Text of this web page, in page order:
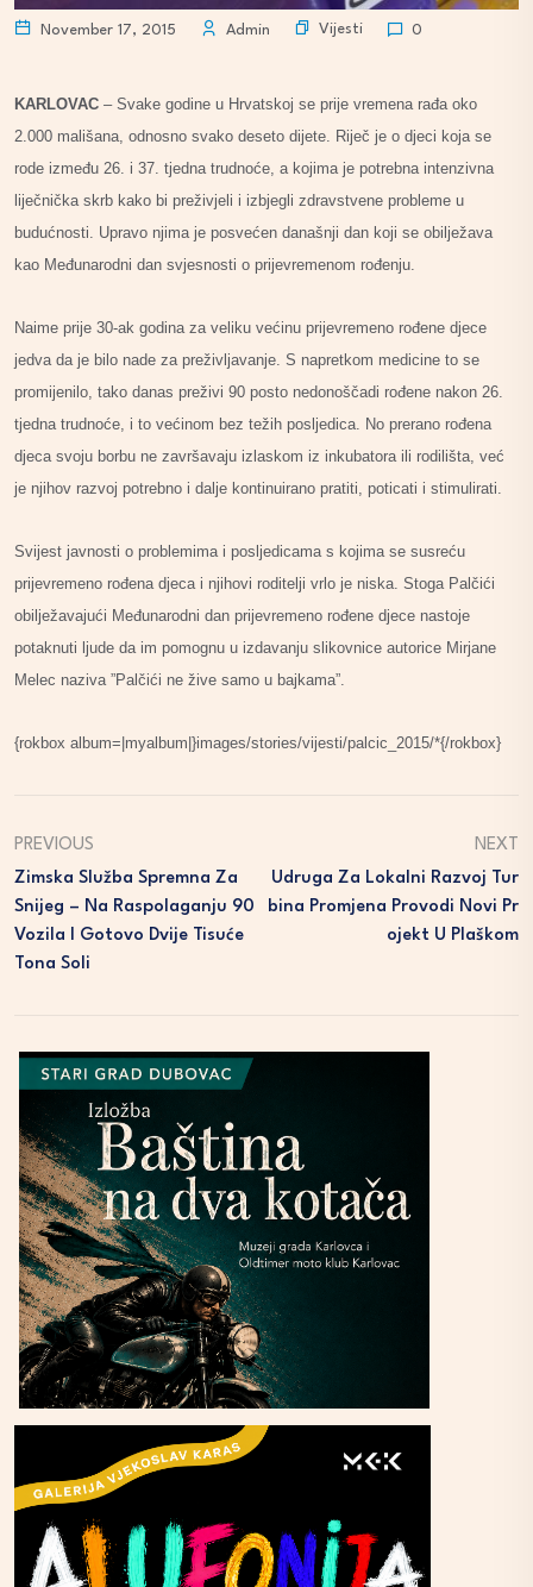
November 17, 2015 Admin Vijesti 0
KARLOVAC – Svake godine u Hrvatskoj se prije vremena rađa oko
2.000 mališana, odnosno svako deseto dijete. Riječ je o djeci koja se
rode između 26. i 37. tjedna trudnoće, a kojima je potrebna intenzivna
liječnička skrb kako bi preživjeli i izbjegli zdravstvene probleme u
budućnosti. Upravo njima je posvećen današnji dan koji se obilježava
kao Međunarodni dan svjesnosti o prijevremenom rođenju.
Naime prije 30-ak godina za veliku većinu prijevremeno rođene djece
jedva da je bilo nade za preživljavanje. S napretkom medicine to se
promijenilo, tako danas preživi 90 posto nedonoščadi rođene nakon 26.
tjedna trudnoće, i to većinom bez težih posljedica. No prerano rođena
djeca svoju borbu ne završavaju izlaskom iz inkubatora ili rodilišta, već
je njihov razvoj potrebno i dalje kontinuirano pratiti, poticati i stimulirati.
Svijest javnosti o problemima i posljedicama s kojima se susreću
prijevremeno rođena djeca i njihovi roditelji vrlo je niska. Stoga Palčići
obilježavajući Međunarodni dan prijevremeno rođene djece nastoje
potaknuti ljude da im pomognu u izdavanju slikovnice autorice Mirjane
Melec naziva ”Palčići ne žive samo u bajkama”.
{rokbox album=|myalbum|}images/stories/vijesti/palcic_2015/*{/rokbox}
PREVIOUS
Zimska Služba Spremna Za
Snijeg – Na Raspolaganju 90
Vozila I Gotovo Dvije Tisuće
Tona Soli
NEXT
Udruga Za Lokalni Razvoj Tur
Bina Promjena Provodi Novi Pr
Ojekt U Plaškom